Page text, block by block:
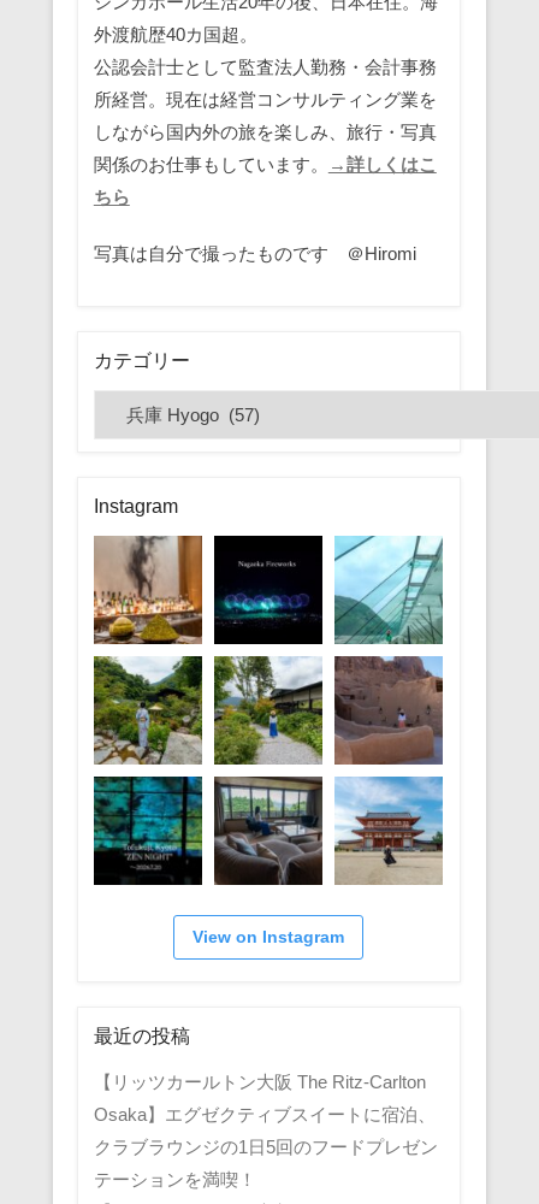
外渡航歴40カ国超。
公認会計士として監査法人勤務・会計事務
所経営。現在は経営コンサルティング業を
しながら国内外の旅を楽しみ、旅行・写真
関係のお仕事もしています。
→詳しくはこ
ちら
写真は自分で撮ったものです ＠Hiromi
カテゴリー
テ
リ
ー
Instagram
View on Instagram
最近の投稿
【リッツカールトン大阪 The Ritz-Carlton
Osaka】エグゼクティブスイートに宿泊、
クラブラウンジの1日5回のフードプレゼン
テーションを満喫！